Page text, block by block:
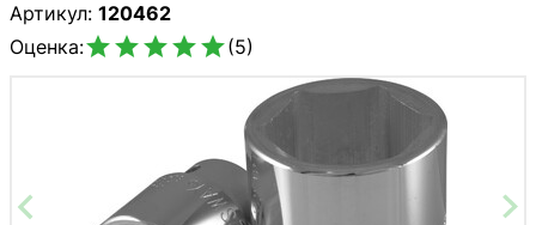
Артикул: 120462
Оценка:(5)